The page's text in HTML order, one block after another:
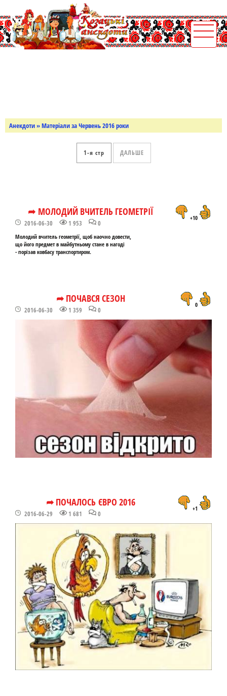
Анекдоти» Матеріали за Червень 2016 роки
1 ДАЛЬШЕ
➦ МОЛОДИЙ ВЧИТЕЛЬ ГЕОМЕТРІЇ
2016-06-30 1 953 0
+10
Молодий вчитель геометрії, щоб наочно довести,
що його предмет в майбутньому стане в нагоді
- порізав ковбасу транспортиром.
➦ ПОЧАВСЯ СЕЗОН
2016-06-30 1 359 0
0
➦ ПОЧАЛОСЬ ЄВРО 2016
2016-06-29 1 681 0
+1